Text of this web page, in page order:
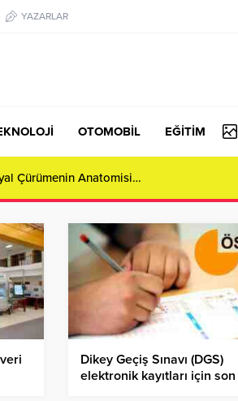
YAZARLAR
OTOMOBİL EĞİTİM
Çürümenin Anatomisi…
Dikey Geçiş Sınavı (DGS)
elektronik kayıtları için